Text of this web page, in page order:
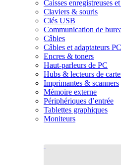
Caisses enregistreuses
Claviers & souris
Clés USB
Communication de
Câbles
Câbles et adaptateurs PC
Encres & toners
Haut-parleurs de PC
Hubs & lecteurs de
Imprimantes & scanners
Mémoire externe
Périphériques d’entrée
Tablettes graphiques
Moniteurs